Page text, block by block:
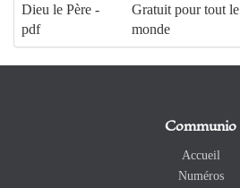
Dieu le Père -
pdf
Gratuit pour tout le
monde
Communio
Accueil
Numéros